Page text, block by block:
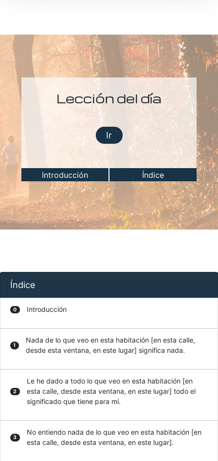
Lección del día
Ir
Introducción Índice
Índice
0 Introducción
1
Nada de lo que veo en esta habitación [en esta calle,
desde esta ventana, en este lugar] significa nada.
2
Le he dado a todo lo que veo en esta habitación [en
esta calle, desde esta ventana, en este lugar] todo el
significado que tiene para mí.
3
No entiendo nada de lo que veo en esta habitación [en
esta calle, desde esta ventana, en este lugar].